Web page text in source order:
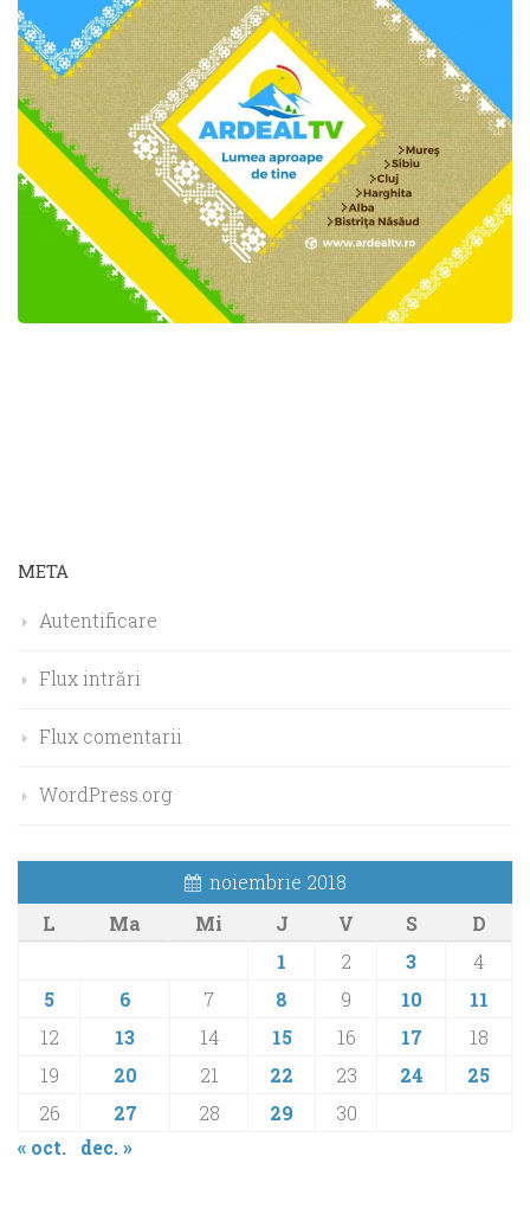
META
Autentificare
Flux intrări
Flux comentarii
WordPress.org
noiembrie 2018
L
Ma Mi J V S
D
1
2 3
4
5
6 7 8 9 10
11
12
13 14 15 16 17
18
19
20 21 22 23 24
25
26
27 28 29
30
« oct.
dec. »